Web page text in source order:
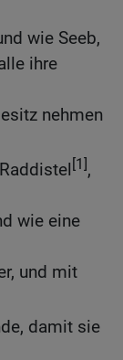
wie Seeb,
ihre
nehmen
[1],
wie eine
und mit
damit sie